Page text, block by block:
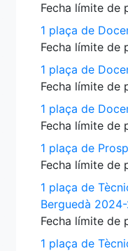
Fecha límite de
1 plaça de
Fecha límite de
1 plaça de
Fecha límite de
1 plaça de
Fecha límite de
1 plaça de
Fecha límite de
1 plaça de
Berguedà
Fecha límite de
1 plaça de